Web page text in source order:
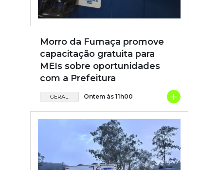
Morro da Fumaça promove
capacitação gratuita para
MEIs sobre oportunidades
com a Prefeitura
GERAL Ontem às 11h00 +